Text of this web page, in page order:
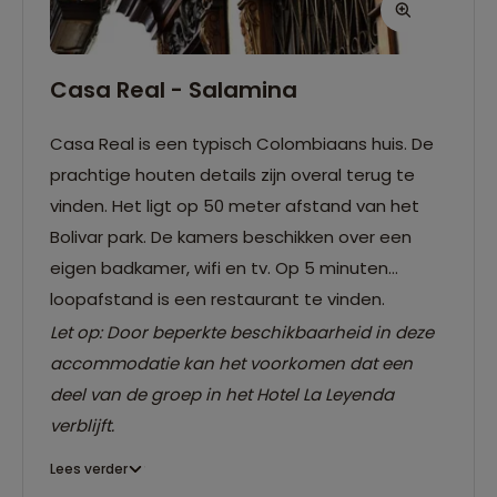
Casa Real - Salamina
Casa Real is een typisch Colombiaans huis. De
prachtige houten details zijn overal terug te
vinden. Het ligt op 50 meter afstand van het
Bolivar park. De kamers beschikken over een
eigen badkamer, wifi en tv. Op 5 minuten
loopafstand is een restaurant te vinden.
Let op: Door beperkte beschikbaarheid in deze
accommodatie kan het voorkomen dat een
deel van de groep in het Hotel La Leyenda
verblijft.
Lees verder